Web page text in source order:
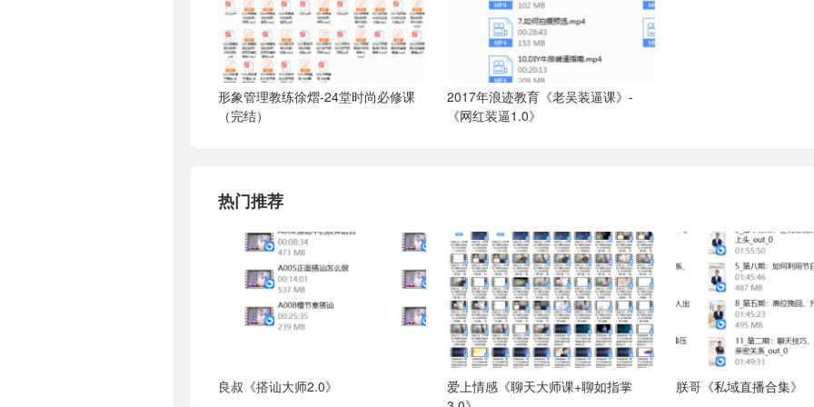
形象管理教练徐熠-24堂时尚必修课
（完结）
2017年浪迹教育《老吴装逼课》-
《网红装逼1.0》
热门推荐
良叔《搭讪大师2.0》
爱上情感《聊天大师课+聊如指掌
朕哥《私域直播合集》